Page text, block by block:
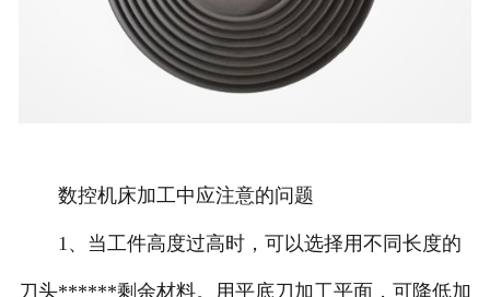
数控机床加工中应注意的问题
1、当工件高度过高时，可以选择用不同长度的
刀头******剩余材料。用平底刀加工平面，可降低加